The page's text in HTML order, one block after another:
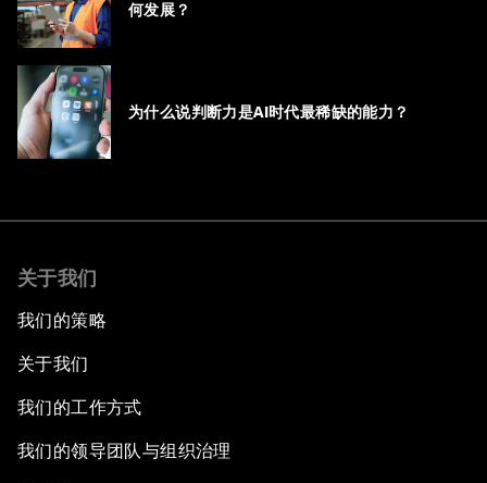
何发展？
为什么说判断力是AI时代最稀缺的能力？
关于我们
我们的策略
关于我们
我们的工作方式
我们的领导团队与组织治理